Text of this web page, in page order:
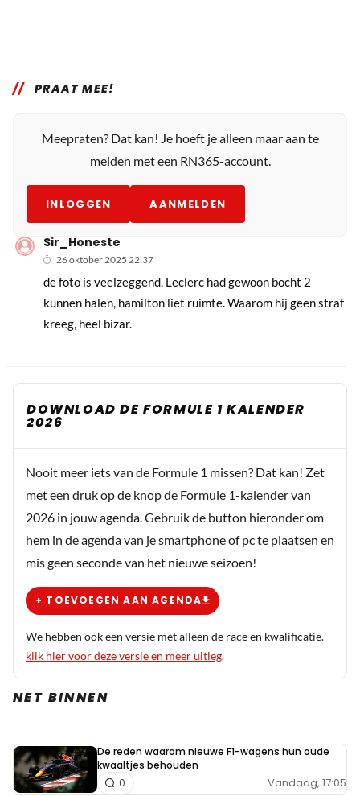
PRAAT MEE!
Meepraten? Dat kan! Je hoeft je alleen maar aan te
melden met een RN365-account.
INLOGGEN AANMELDEN
Sir_Honeste
26 oktober 2025 22:37
de foto is veelzeggend, Leclerc had gewoon bocht 2
kunnen halen, hamilton liet ruimte. Waarom hij geen straf
kreeg, heel bizar.
DOWNLOAD DE FORMULE 1 KALENDER
2026
Nooit meer iets van de Formule 1 missen? Dat kan! Zet
met een druk op de knop de Formule 1-kalender van
2026 in jouw agenda. Gebruik de button hieronder om
hem in de agenda van je smartphone of pc te plaatsen en
mis geen seconde van het nieuwe seizoen!
+ TOEVOEGEN AAN AGENDA
We hebben ook een versie met alleen de race en kwalificatie.
klik hier voor deze versie en meer uitleg.
NET BINNEN
De reden waarom nieuwe F1-wagens hun oude
kwaaltjes behouden
Vandaag, 17:05
0